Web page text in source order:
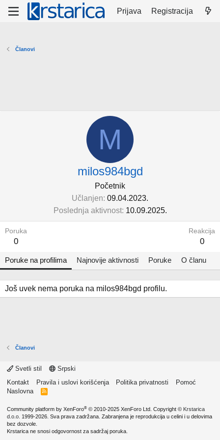
Prijava Registracija
Članovi
M
milos984bgd
Početnik
Učlanjen 09.04.2023.
Poslednja aktivnost 10.09.2025.
Poruka
0
Reakcija
0
Poruke na profilima Najnovije aktivnosti Poruke O članu
Još uvek nema poruka na milos984bgd profilu.
Članovi
Svetli stil
Srpski
Kontakt
Pravila i uslovi korišćenja Politika privatnosti
Pomoć
Naslovna
R
Community platform by XenForo® © 2010-2025 XenForo Ltd. Copyright © Krstarica
d.o.o. 1999-2026. Sva prava zadržana. Zabranjena je reprodukcija u celini i u delovima
bez dozvole.
Krstarica ne snosi odgovornost za sadržaj poruka.